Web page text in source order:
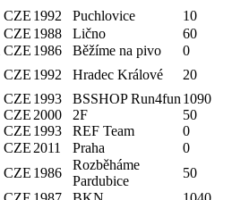
CZE 1992 Puchlovice
10
CZE 1988 Lično
60
CZE 1986 Běžíme na pivo
0
CZE 1992 Hradec Králové
20
CZE 1993 BSSHOP Run4fun 1090
CZE 2000 2F
50
CZE 1993 REF Team
0
CZE 2011 Praha
0
CZE 1986
Rozběháme
Pardubice
50